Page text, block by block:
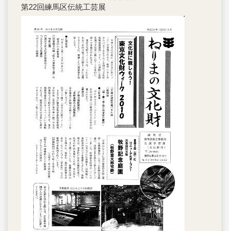
第22回練馬区伝統工芸展